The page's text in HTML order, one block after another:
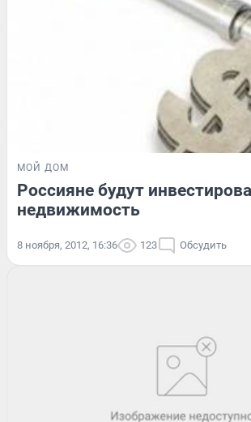
МОЙ ДОМ
Россияне будут
недвижимость
8 ноября, 2012, 16:36 123 Обсудить